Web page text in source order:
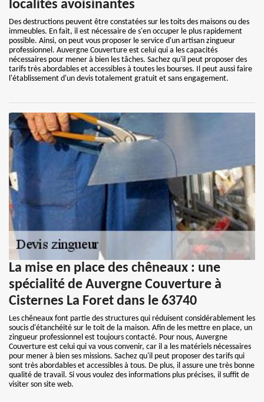
localités avoisinantes
Des destructions peuvent être constatées sur les toits des maisons ou des
immeubles. En fait, il est nécessaire de s'en occuper le plus rapidement
possible. Ainsi, on peut vous proposer le service d'un artisan zingueur
professionnel. Auvergne Couverture est celui qui a les capacités
nécessaires pour mener à bien les tâches. Sachez qu'il peut proposer des
tarifs très abordables et accessibles à toutes les bourses. Il peut aussi faire
l'établissement d'un devis totalement gratuit et sans engagement.
La mise en place des chêneaux : une
spécialité de Auvergne Couverture à
Cisternes La Foret dans le 63740
Les chêneaux font partie des structures qui réduisent considérablement les
soucis d'étanchéité sur le toit de la maison. Afin de les mettre en place, un
zingueur professionnel est toujours contacté. Pour nous, Auvergne
Couverture est celui qui va vous convenir, car il a les matériels nécessaires
pour mener à bien ses missions. Sachez qu'il peut proposer des tarifs qui
sont très abordables et accessibles à tous. De plus, il assure une très bonne
qualité de travail. Si vous voulez des informations plus précises, il suffit de
visiter son site web.